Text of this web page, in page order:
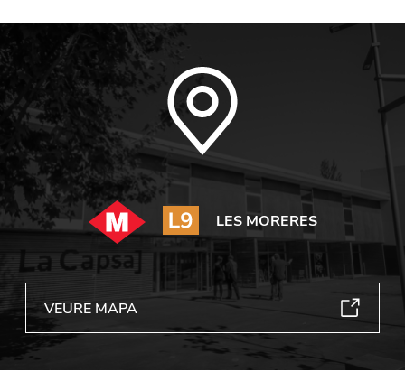
LES MORERES
VEURE MAPA